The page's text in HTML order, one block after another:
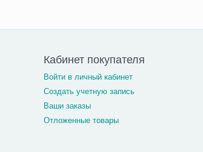
Кабинет покупателя
Войти в личный кабинет
Создать учетную запись
Ваши заказы
Отложенные товары